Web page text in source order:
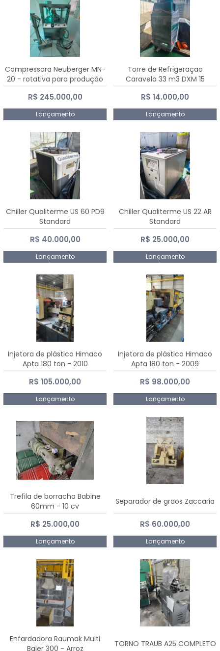
Compressora Neuberger MN-
20 - rotativa para produção
de comprimidos
R$ 245.000,00
Lançamento
Torre de Refrigeraçao
Caravela 33 m3 DXM 15
R$ 14.000,00
Lançamento
Chiller Qualiterme US 60 PD9
Standard
R$ 40.000,00
Lançamento
Chiller Qualiterme US 22 AR
Standard
R$ 25.000,00
Lançamento
Injetora de plástico Himaco
Apta 180 ton - 2010
R$ 105.000,00
Lançamento
Injetora de plástico Himaco
Apta 180 ton - 2009
R$ 98.000,00
Lançamento
Trefila de borracha Babine
60mm - 10 cv
R$ 25.000,00
Lançamento
Separador de grãos Zaccaria
R$ 60.000,00
Lançamento
Enfardadora Raumak Multi
Baler 300 - Arroz
TORNO TRAUB A25 COMPLETO